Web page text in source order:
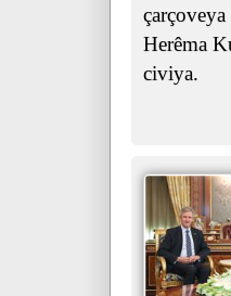
Herêma
civiya.